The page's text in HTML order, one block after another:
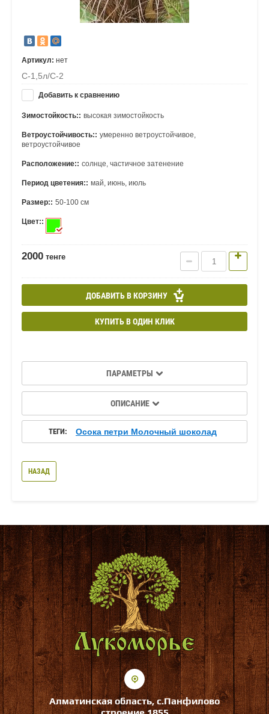
Артикул: нет
С-1,5л/С-2
Добавить к сравнению
Зимостойкость:: высокая зимостойкость
Ветроустойчивость:: умеренно ветроустойчивое,
ветроустойчивое
Расположение:: солнце, частичное затенение
Период цветения:: май, июнь, июль
Размер:: 50-100 см
Цвет::
2000 тенге
ДОБАВИТЬ В КОРЗИНУ
КУПИТЬ В ОДИН КЛИК
ПАРАМЕТРЫ
ОПИСАНИЕ
ТЕГИ: Осока петри Молочный шоколад
НАЗАД
Алматинская область, с.Панфилово